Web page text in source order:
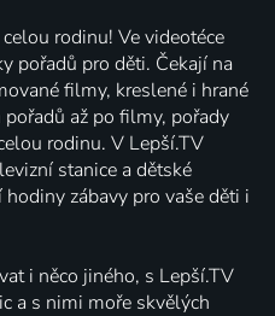
rodinu! Ve videotéce
pořadů pro děti. Čekají na
filmy, kreslené i hrané
až po filmy, pořady
rodinu. V Lepší.TV
stanice a dětské
zábavy pro vaše děti i
i něco jiného, s Lepší.TV
a s nimi moře skvělých